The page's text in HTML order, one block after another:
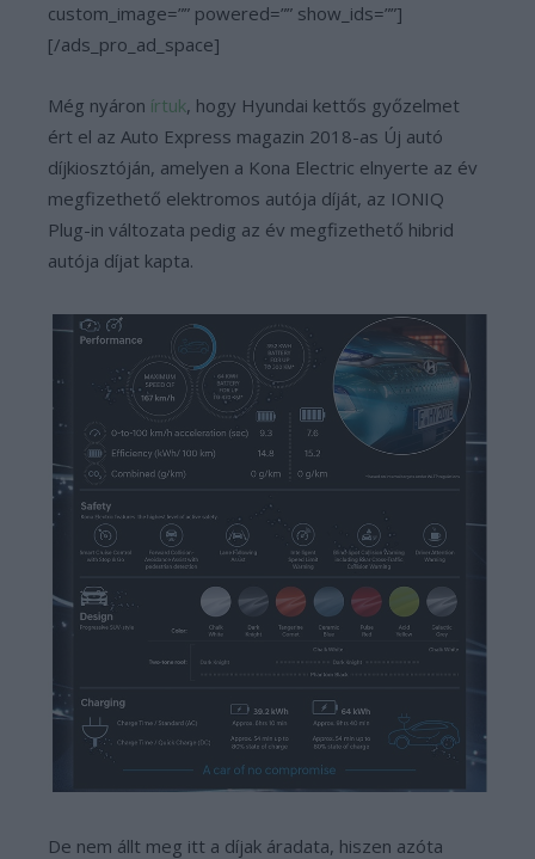
custom_image=”” powered=”” show_ids=””]
[/ads_pro_ad_space]
Még nyáron írtuk, hogy Hyundai kettős győzelmet
ért el az Auto Express magazin 2018-as Új autó
díjkiosztóján, amelyen a Kona Electric elnyerte az év
megfizethető elektromos autója díját, az IONIQ
Plug-in változata pedig az év megfizethető hibrid
autója díjat kapta.
De nem állt meg itt a díjak áradata, hiszen azóta